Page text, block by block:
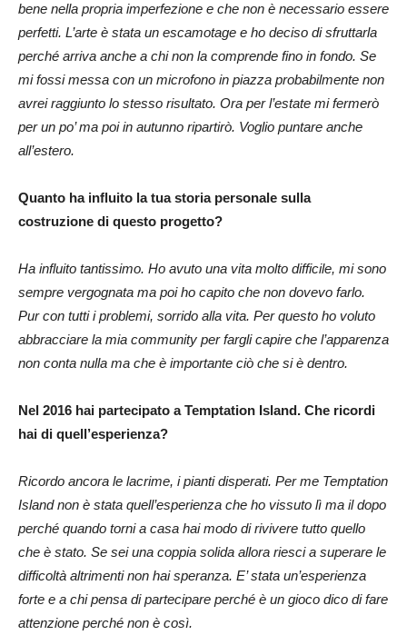
bene nella propria imperfezione e che non è necessario essere
perfetti. L’arte è stata un escamotage e ho deciso di sfruttarla
perché arriva anche a chi non la comprende fino in fondo. Se
mi fossi messa con un microfono in piazza probabilmente non
avrei raggiunto lo stesso risultato. Ora per l’estate mi fermerò
per un po’ ma poi in autunno ripartirò. Voglio puntare anche
all’estero.
Quanto ha influito la tua storia personale sulla
costruzione di questo progetto?
Ha influito tantissimo. Ho avuto una vita molto difficile, mi sono
sempre vergognata ma poi ho capito che non dovevo farlo.
Pur con tutti i problemi, sorrido alla vita. Per questo ho voluto
abbracciare la mia community per fargli capire che l’apparenza
non conta nulla ma che è importante ciò che si è dentro.
Nel 2016 hai partecipato a Temptation Island. Che ricordi
hai di quell’esperienza?
Ricordo ancora le lacrime, i pianti disperati. Per me Temptation
Island non è stata quell’esperienza che ho vissuto lì ma il dopo
perché quando torni a casa hai modo di rivivere tutto quello
che è stato. Se sei una coppia solida allora riesci a superare le
difficoltà altrimenti non hai speranza. E’ stata un’esperienza
forte e a chi pensa di partecipare perché è un gioco dico di fare
attenzione perché non è così.